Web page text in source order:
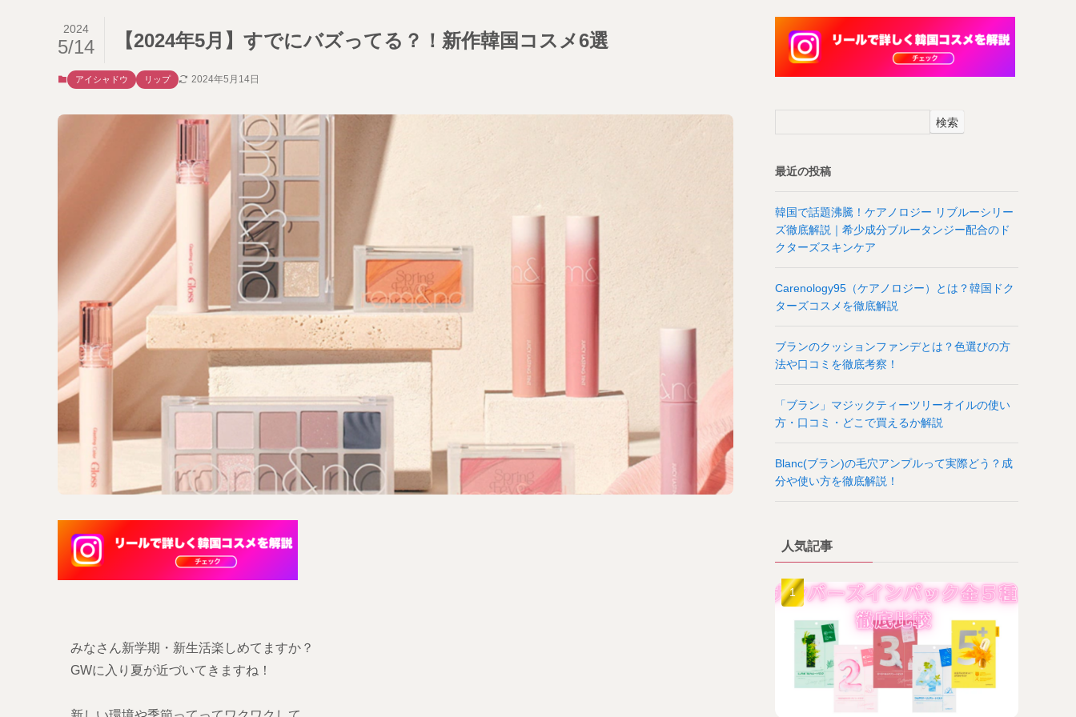
【2024年5月】すでにバズってる？！新作韓国コスメ6選
2024
5/14
アイシャドウ リップ 2024年5月14日
みなさん新学期・新生活楽しめてますか？
GWに入り夏が近づいてきますね！
検索
最近の投稿
韓国で話題沸騰！ケアノロジー リブルーシリー
ズ徹底解説｜希少成分ブルータンジー配合のド
クターズスキンケア
Carenology95（ケアノロジー）とは？韓国ドク
ターズコスメを徹底解説
ブランのクッションファンデとは？色選びの方
法や口コミを徹底考察！
「ブラン」マジックティーツリーオイルの使い
方・口コミ・どこで買えるか解説
Blanc(ブラン)の毛穴アンプルって実際どう？成
分や使い方を徹底解説！
人気記事